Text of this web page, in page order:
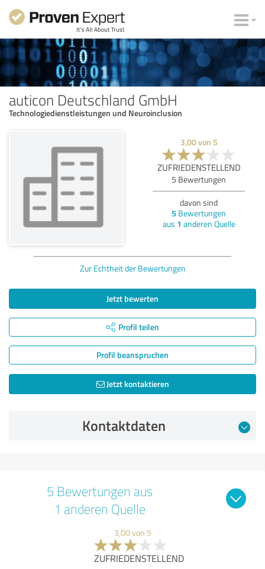
auticon Deutschland GmbH
Technologiedienstleistungen und Neuroinclusion
3,00von 5
ZUFRIEDENSTELLEND
5 Bewertungen
davon sind
5 Bewertungen
aus 1 anderen Quelle
Zur Echtheit der Bewertungen
Jetzt bewerten
Profil teilen
Profil beanspruchen
Jetzt kontaktieren
Kontaktdaten
5 Bewertungen aus
1 anderen Quelle
3,00 von 5
ZUFRIEDENSTELLEND